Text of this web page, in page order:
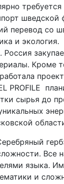
перевод со
и
Россия
Кроме
PROFILE
сырья до
языка.
и